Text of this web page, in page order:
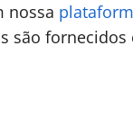
nossa
são fornecidos